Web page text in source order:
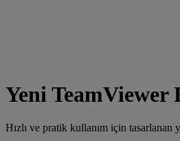
Yeni TeamViewer
Hızlı ve pratik kullanım için tasarlanan